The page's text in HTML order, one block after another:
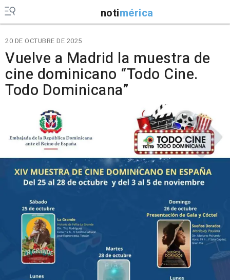
notimérica
20 DE OCTUBRE DE 2025
Vuelve a Madrid la muestra de
cine dominicano “Todo Cine.
Todo Dominicana”